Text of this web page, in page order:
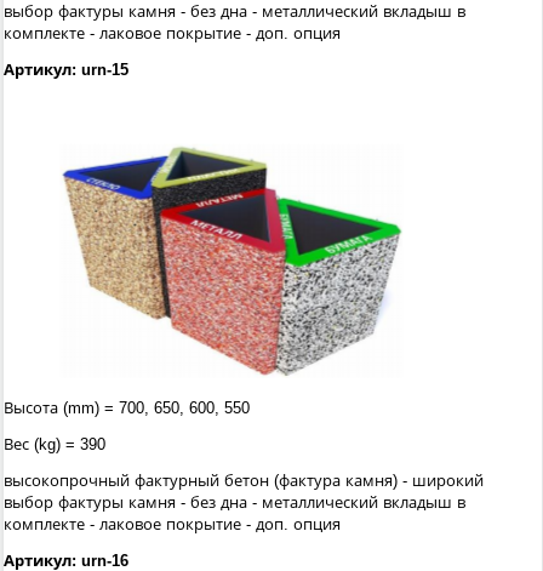
выбор фактуры камня - без дна - металлический вкладыш в
комплекте - лаковое покрытие - доп. опция
Артикул: urn-15
Высота (mm) = 700, 650, 600, 550
Вес (kg) = 390
высокопрочный фактурный бетон (фактура камня) - широкий
выбор фактуры камня - без дна - металлический вкладыш в
комплекте - лаковое покрытие - доп. опция
Артикул: urn-16